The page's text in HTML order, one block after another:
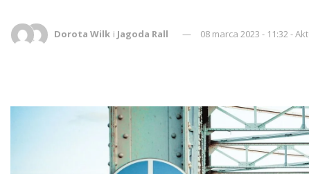
Dorota Wilk i Jagoda Rall 08 marca 2023 - 11:32 -